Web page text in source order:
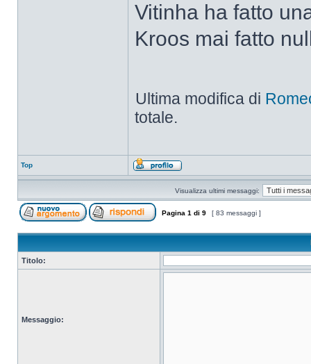
Vitinha ha fatto
Kroos mai fatto
Ultima modifica di
totale.
Top
Visualizza ultimi messaggi:
Pagina 1 di 9 [ 83 messaggi ]
Titolo:
Messaggio: